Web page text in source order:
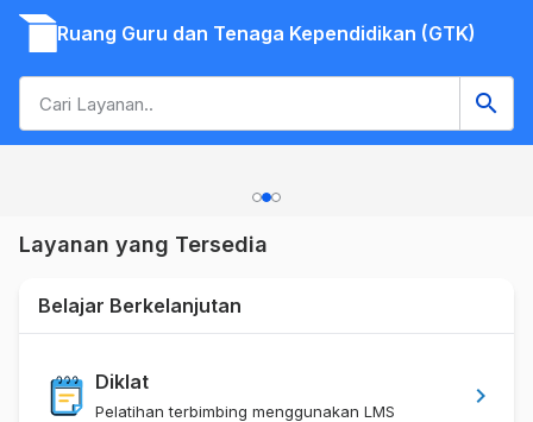
Ruang Guru dan Tenaga Kependidikan (GTK)
search
Layanan yang Tersedia
Belajar Berkelanjutan
Diklat
Pelatihan terbimbing menggunakan LMS
chevron_right